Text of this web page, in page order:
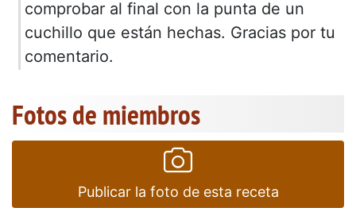
comprobar al final con la punta de un
cuchillo que están hechas. Gracias por tu
comentario.
Fotos de miembros
Publicar la foto de esta receta